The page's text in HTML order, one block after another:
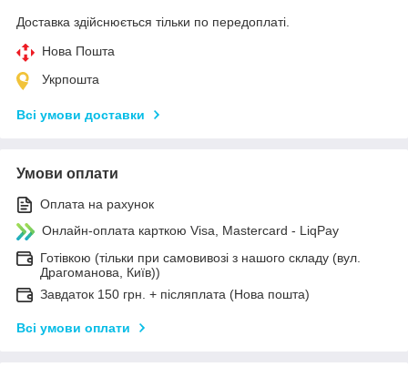
Доставка здійснюється тільки по передоплаті.
Нова Пошта
Укрпошта
Всі умови доставки
Умови оплати
Оплата на рахунок
Онлайн-оплата карткою Visa, Mastercard - LiqPay
Готівкою (тільки при самовивозі з нашого складу (вул.
Драгоманова, Київ))
Завдаток 150 грн. + післяплата (Нова пошта)
Всі умови оплати